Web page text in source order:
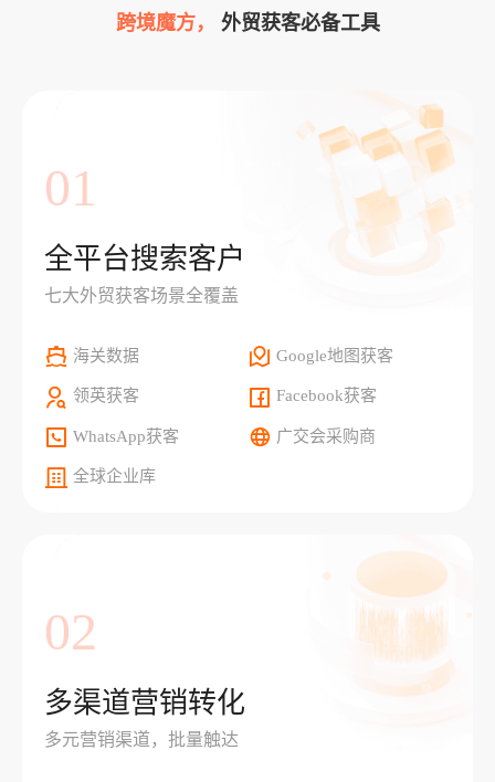
跨境魔方， 外贸获客必备工具
01
全平台搜索客户
七大外贸获客场景全覆盖
海关数据 Google地图获客
领英获客 Facebook获客
WhatsApp获客 广交会采购商
全球企业库
02
多渠道营销转化
多元营销渠道，批量触达